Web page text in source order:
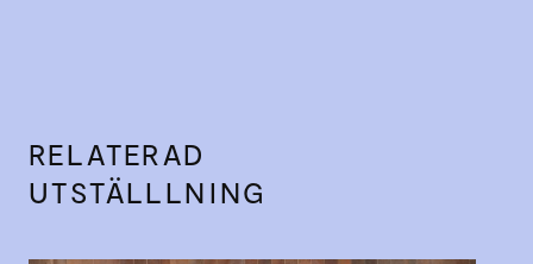
RELATERAD
UTSTÄLLLNING